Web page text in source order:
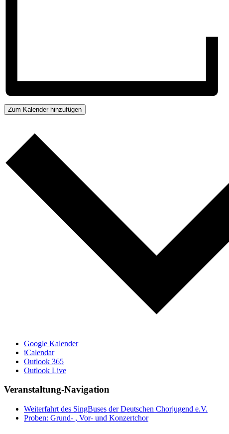
Zum Kalender hinzufügen
Google Kalender
iCalendar
Outlook 365
Outlook Live
Veranstaltung-Navigation
Weiterfahrt des SingBuses der Deutschen Chorjugend e.V.
Proben: Grund- , Vor- und Konzertchor